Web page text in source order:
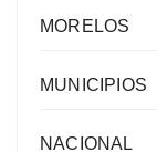
MORELOS
MUNICIPIOS
NACIONAL